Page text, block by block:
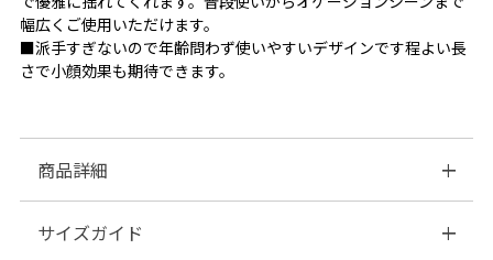
幅広くご使用いただけます。
■派手すぎないので年齢問わず使いやすいデザインです程よい長
さで小顔効果も期待できます。
商品詳細
■素材：合金
サイズガイド